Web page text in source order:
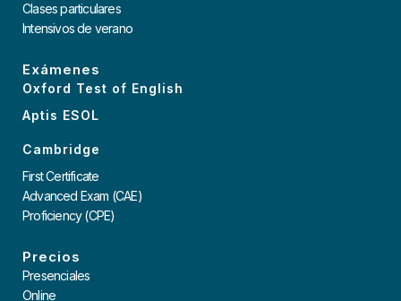
Clases particulares
Intensivos de verano
Exámenes
Oxford Test of English
Aptis ESOL
Cambridge
First Certificate
Advanced Exam (CAE)
Proficiency (CPE)
Precios
Presenciales
Online